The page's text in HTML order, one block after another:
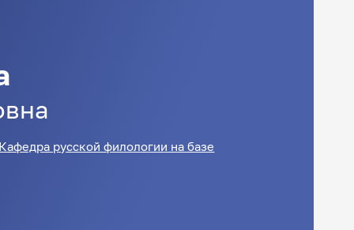
русской филологии на базе